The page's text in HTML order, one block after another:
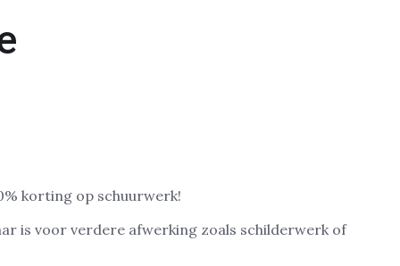
korting op schuurwerk!
is voor verdere afwerking zoals schilderwerk of